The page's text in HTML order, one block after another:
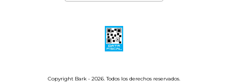
Copyright Bark - 2026. Todos los derechos reservados.